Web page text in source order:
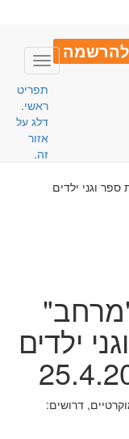
להרשמה
Toggle
תפריט
ראשי.
דלג על
אזור
זה.
וגני ילדים
ילדים
דרושים: